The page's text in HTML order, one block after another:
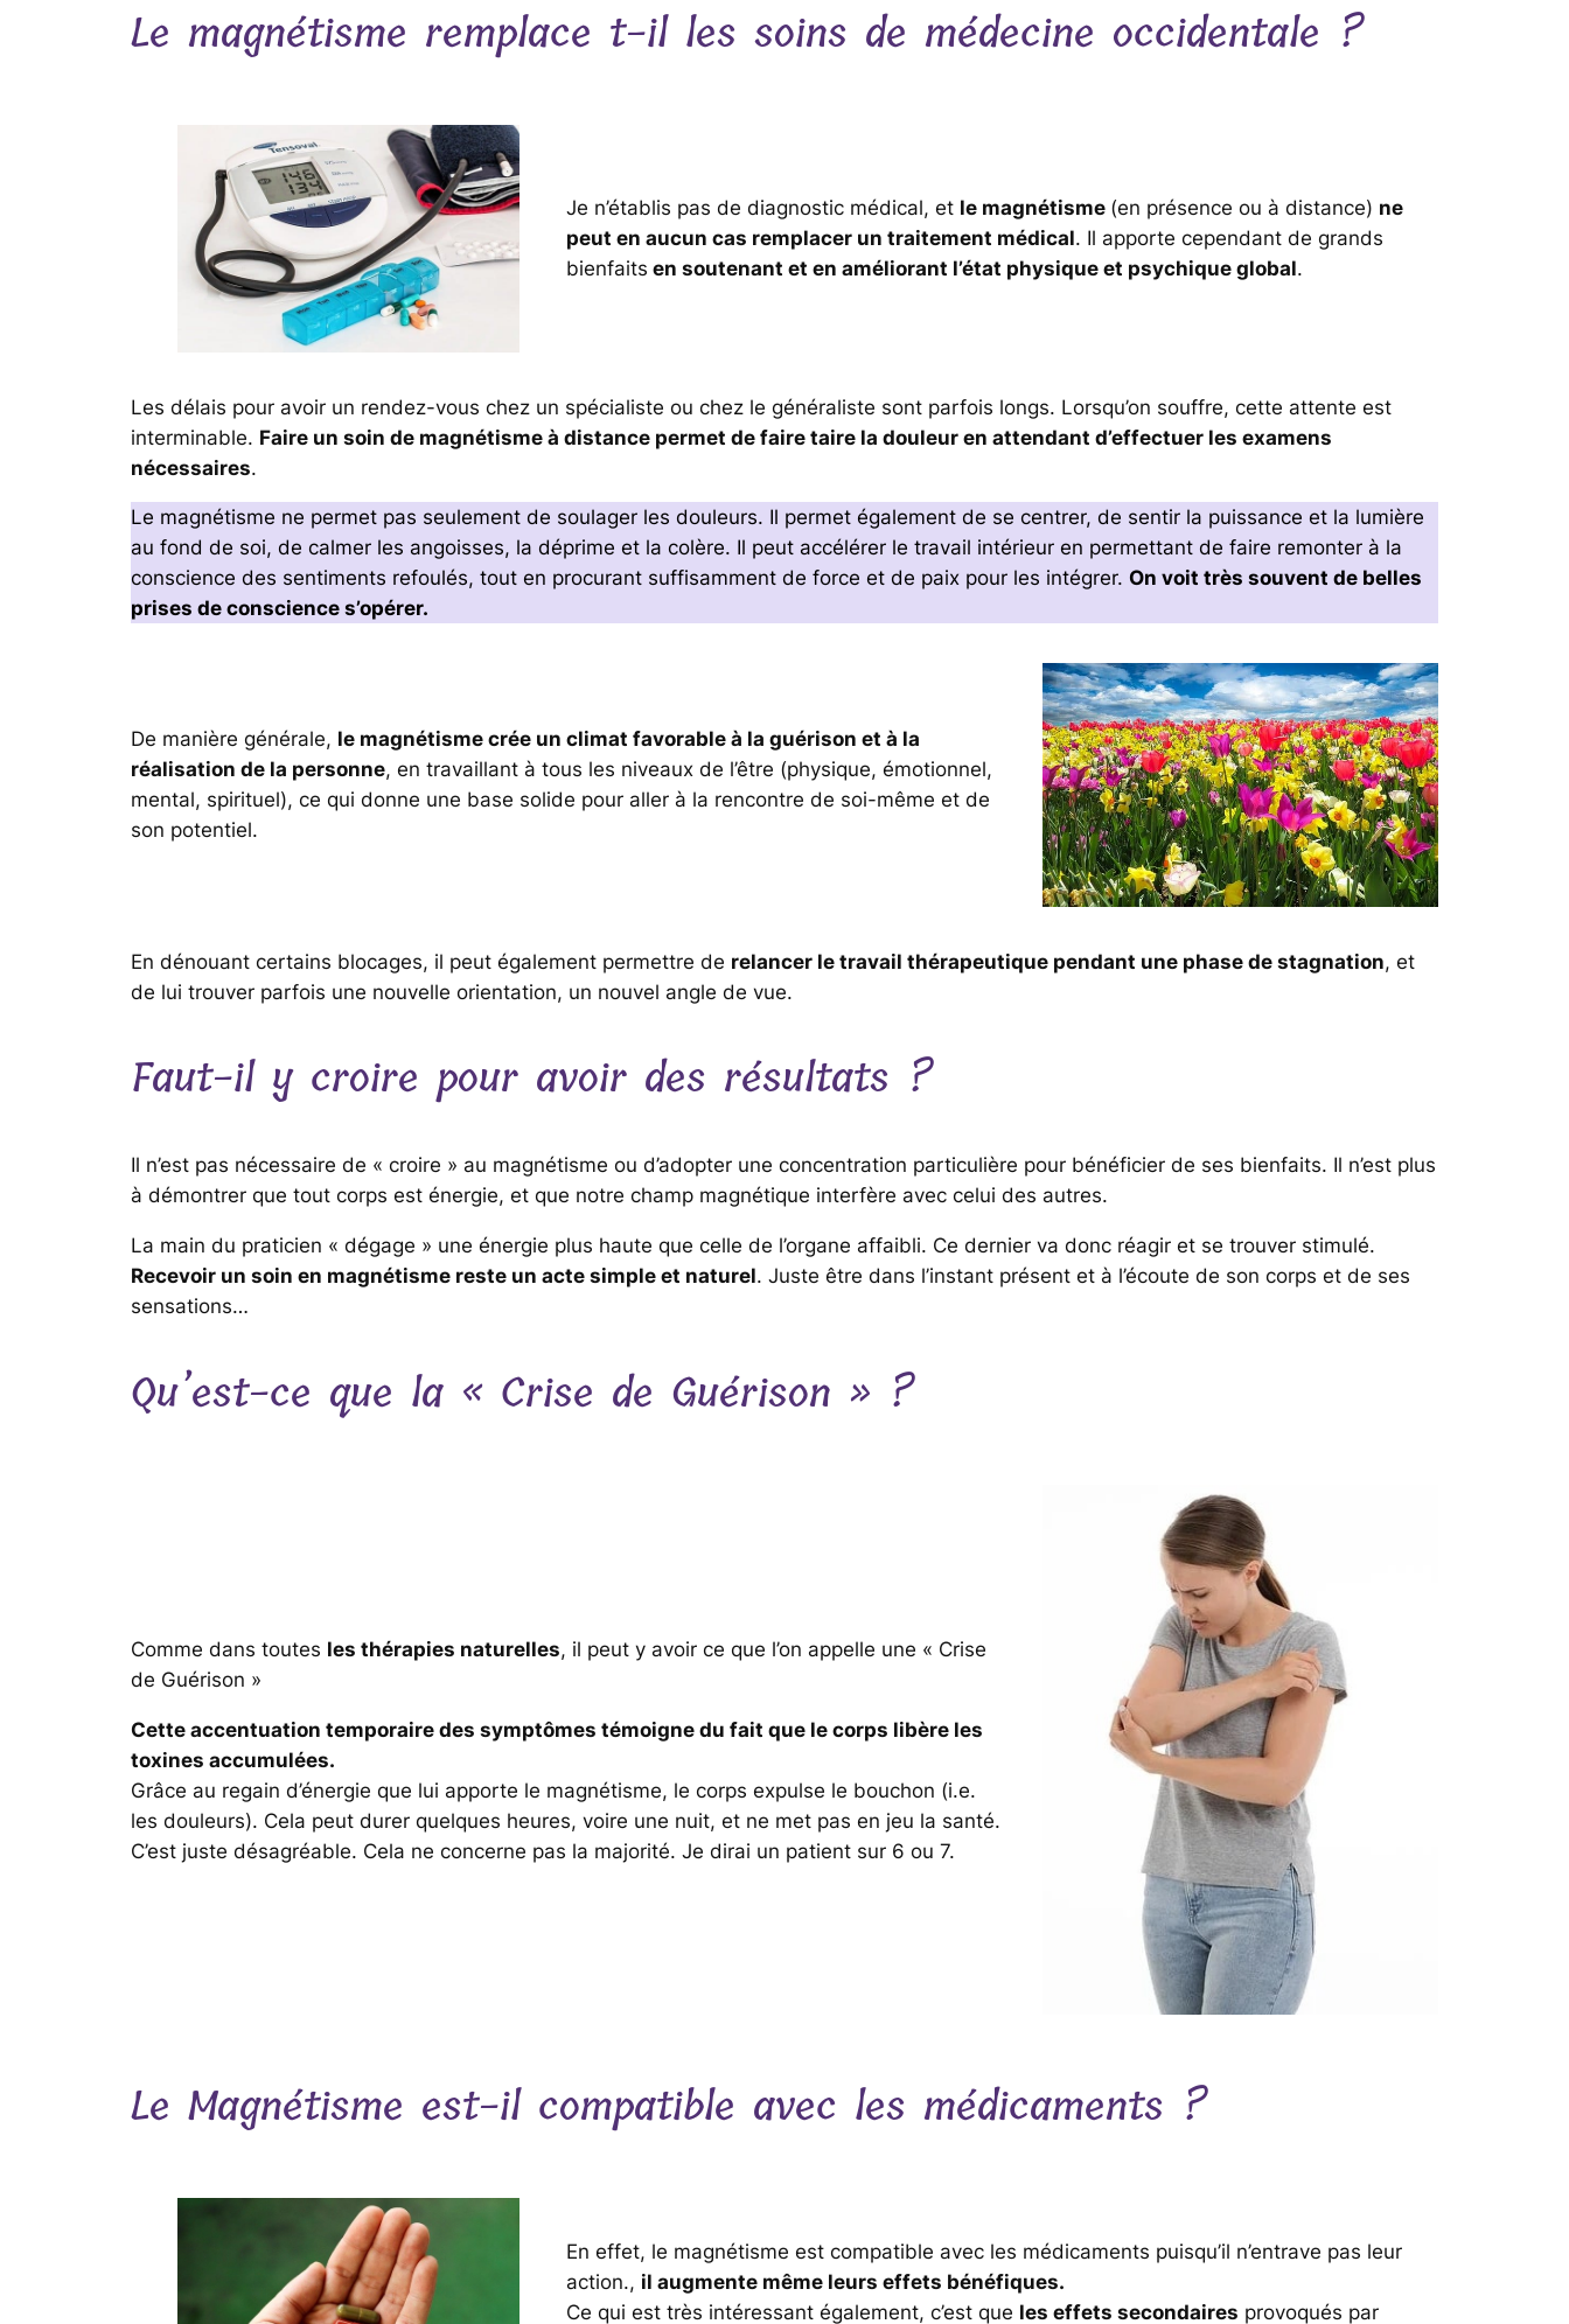
Le magnétisme remplace t-il les soins de médecine occidentale ?
Je n’établis pas de diagnostic médical, et le magnétisme (en présence ou à distance) ne
peut en aucun cas remplacer un traitement médical. Il apporte cependant de grands
bienfaits en soutenant et en améliorant l’état physique et psychique global.
Les délais pour avoir un rendez-vous chez un spécialiste ou chez le généraliste sont parfois longs. Lorsqu’on souffre, cette attente est
interminable. Faire un soin de magnétisme à distance permet de faire taire la douleur en attendant d’effectuer les examens
nécessaires.
Le magnétisme ne permet pas seulement de soulager les douleurs. Il permet également de se centrer, de sentir la puissance et la lumière
au fond de soi, de calmer les angoisses, la déprime et la colère. Il peut accélérer le travail intérieur en permettant de faire remonter à la
conscience des sentiments refoulés, tout en procurant suffisamment de force et de paix pour les intégrer. On voit très souvent de belles
prises de conscience s’opérer.
De manière générale, le magnétisme crée un climat favorable à la guérison et à la
réalisation de la personne, en travaillant à tous les niveaux de l’être (physique, émotionnel,
mental, spirituel), ce qui donne une base solide pour aller à la rencontre de soi-même et de
son potentiel.
En dénouant certains blocages, il peut également permettre de relancer le travail thérapeutique pendant une phase de stagnation, et
de lui trouver parfois une nouvelle orientation, un nouvel angle de vue.
Faut-il y croire pour avoir des résultats ?
Il n’est pas nécessaire de « croire » au magnétisme ou d’adopter une concentration particulière pour bénéficier de ses bienfaits. Il n’est plus
à démontrer que tout corps est énergie, et que notre champ magnétique interfère avec celui des autres.
La main du praticien « dégage » une énergie plus haute que celle de l’organe affaibli. Ce dernier va donc réagir et se trouver stimulé.
Recevoir un soin en magnétisme reste un acte simple et naturel. Juste être dans l’instant présent et à l’écoute de son corps et de ses
sensations…
Qu’est-ce que la « Crise de Guérison » ?
Comme dans toutes les thérapies naturelles, il peut y avoir ce que l’on appelle une « Crise
de Guérison »
Cette accentuation temporaire des symptômes témoigne du fait que le corps libère les
toxines accumulées.
Grâce au regain d’énergie que lui apporte le magnétisme, le corps expulse le bouchon (i.e.
les douleurs). Cela peut durer quelques heures, voire une nuit, et ne met pas en jeu la santé.
C’est juste désagréable. Cela ne concerne pas la majorité. Je dirai un patient sur 6 ou 7.
Le Magnétisme est-il compatible avec les médicaments ?
En effet, le magnétisme est compatible avec les médicaments puisqu’il n’entrave pas leur
action., il augmente même leurs effets bénéfiques.
Ce qui est très intéressant également, c’est que les effets secondaires provoqués par